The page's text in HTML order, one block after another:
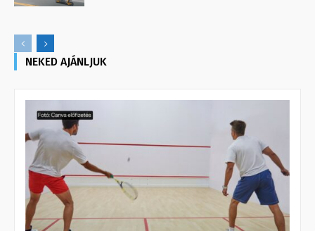
NEKED AJÁNLJUK